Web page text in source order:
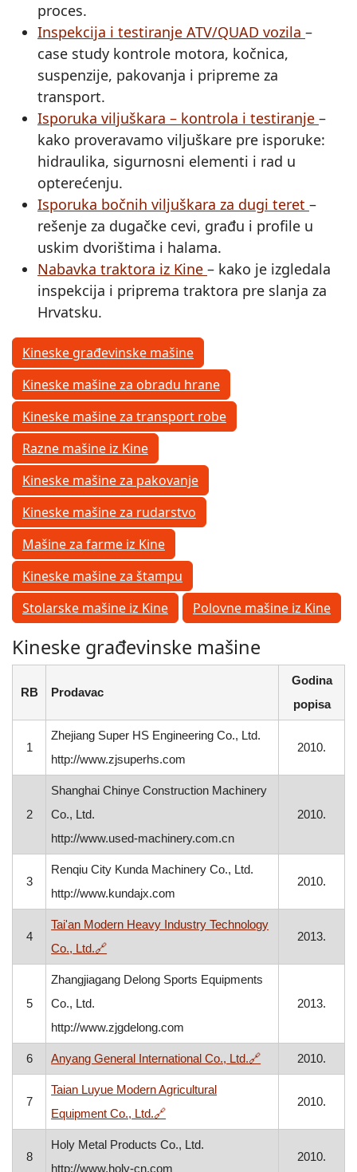
proces.
Inspekcija i testiranje ATV/QUAD vozila –
case study kontrole motora, kočnica,
suspenzije, pakovanja i pripreme za
transport.
Isporuka viljuškara – kontrola i testiranje –
kako proveravamo viljuškare pre isporuke:
hidraulika, sigurnosni elementi i rad u
opterećenju.
Isporuka bočnih viljuškara za dugi teret –
rešenje za dugačke cevi, građu i profile u
uskim dvorištima i halama.
Nabavka traktora iz Kine – kako je izgledala
inspekcija i priprema traktora pre slanja za
Hrvatsku.
Kineske građevinske mašine
Kineske mašine za obradu hrane
Kineske mašine za transport robe
Razne mašine iz Kine
Kineske mašine za pakovanje
Kineske mašine za rudarstvo
Mašine za farme iz Kine
Kineske mašine za štampu
Stolarske mašine iz Kine
Polovne mašine iz Kine
Kineske građevinske mašine
RB Prodavac
Godina
popisa
1
Zhejiang Super HS Engineering Co., Ltd.
http://www.zjsuperhs.com
2010.
2
Shanghai Chinye Construction Machinery
Co., Ltd.
http://www.used-machinery.com.cn
2010.
3
Renqiu City Kunda Machinery Co., Ltd.
http://www.kundajx.com
2010.
4
Tai'an Modern Heavy Industry Technology
Co., Ltd.🔗, otvara se u novom prozoru
2013.
5
Zhangjiagang Delong Sports Equipments
Co., Ltd.
http://www.zjgdelong.com
2013.
6 Anyang General International Co., Ltd.🔗, otvara se u
2010.
7
Taian Luyue Modern Agricultural
Equipment Co., Ltd.🔗, otvara se u novom prozoru
2010.
8
Holy Metal Products Co., Ltd.
http://www.holy-cn.com
2010.